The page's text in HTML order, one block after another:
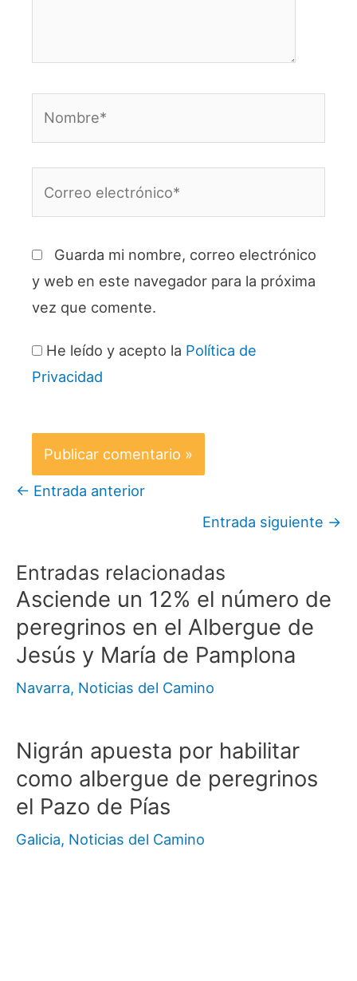
Guarda mi nombre, correo electrónico
y web en este navegador para la próxima
vez que comente.
He leído y acepto la Política de
Privacidad
← Entrada anterior
Entrada siguiente →
Entradas relacionadas
Asciende un 12% el número de
peregrinos en el Albergue de
Jesús y María de Pamplona
Navarra, Noticias del Camino
Nigrán apuesta por habilitar
como albergue de peregrinos
el Pazo de Pías
Galicia, Noticias del Camino